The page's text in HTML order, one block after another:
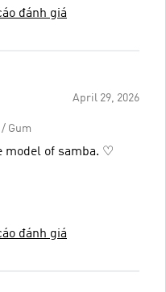
đánh giá
April 29, 2026
Gum
model of samba. ♡
đánh giá